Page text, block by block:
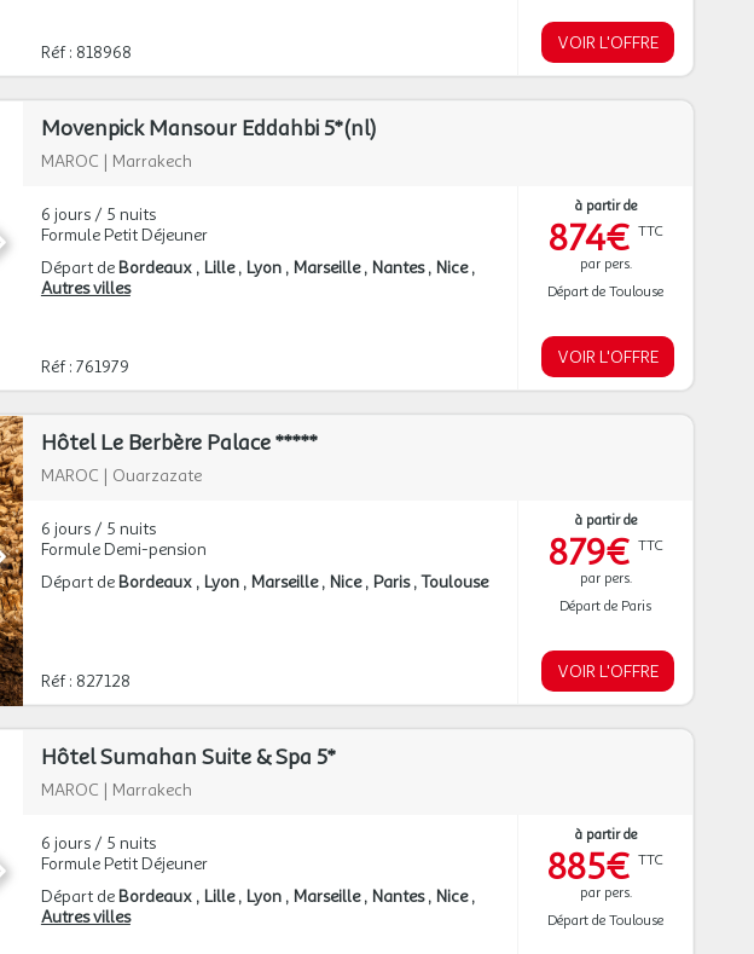
Réf : 818968 VOIR L'OFFRE
Movenpick Mansour Eddahbi 5*(nl)
MAROC | Marrakech
6 jours / 5 nuits
Formule Petit Déjeuner
Départ de Bordeaux Lille Lyon Marseille Nantes Nice
Autres villes
Réf : 761979
à partir de
874€ TTC
par pers.
Départ de Toulouse
VOIR L'OFFRE
Hôtel Le Berbère Palace *****
MAROC | Ouarzazate
6 jours / 5 nuits
Formule Demi-pension
Départ de Bordeaux Lyon Marseille Nice Paris Toulouse
Réf : 827128
à partir de
879€ TTC
par pers.
Départ de Paris
VOIR L'OFFRE
Hôtel Sumahan Suite & Spa 5*
MAROC | Marrakech
6 jours / 5 nuits
Formule Petit Déjeuner
Départ de Bordeaux Lille Lyon Marseille Nantes Nice
Autres villes
à partir de
885€ TTC
par pers.
Départ de Toulouse